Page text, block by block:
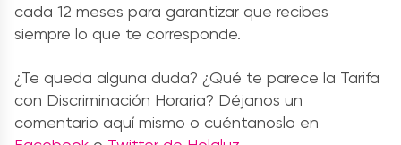
cada 12 meses para garantizar que recibes
siempre lo que te corresponde.
¿Te queda alguna duda? ¿Qué te parece la Tarifa
con Discriminación Horaria? Déjanos un
comentario aquí mismo o cuéntanoslo en